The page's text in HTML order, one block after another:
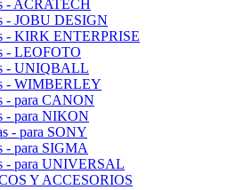
- ACRATECH
- JOBU DESIGN
- KIRK ENTERPRISE
- LEOFOTO
- UNIQBALL
- WIMBERLEY
- para CANON
- para NIKON
- para SONY
- para SIGMA
- para UNIVERSAL
Y ACCESORIOS